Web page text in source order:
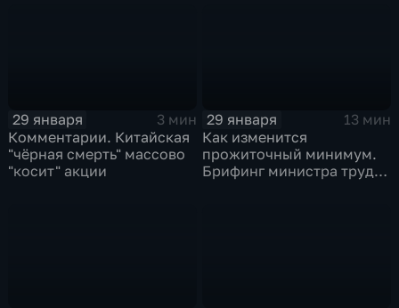
29 января
3 мин
Комментарии. Китайская
"чёрная смерть" массово
"косит" акции
29 января
13 мин
Как изменится
прожиточный минимум.
Брифинг министра труда